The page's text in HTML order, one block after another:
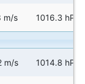
m/s 1016.3 hPa
m/s 1014.8 hPa